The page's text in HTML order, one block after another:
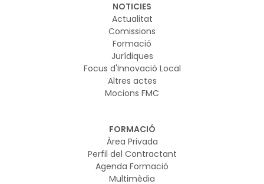
NOTICIES
Actualitat
Comissions
Formació
Jurídiques
Focus d'Innovació Local
Altres actes
Mocions FMC
FORMACIÓ
Àrea Privada
Perfil del Contractant
Agenda Formació
Multimèdia